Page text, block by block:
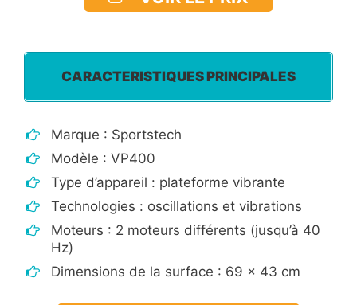
CARACTERISTIQUES PRINCIPALES
Marque : Sportstech
Modèle : VP400
Type d’appareil : plateforme vibrante
Technologies : oscillations et vibrations
Moteurs : 2 moteurs différents (jusqu’à 40
Hz)
Dimensions de la surface : 69 x 43 cm